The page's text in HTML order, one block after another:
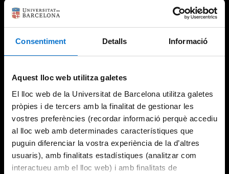
Consentiment Detalls Informació
Aquest lloc web utilitza galetes
El lloc web de la Universitat de Barcelona utilitza galetes
pròpies i de tercers amb la finalitat de gestionar les
vostres preferències (recordar informació perquè accediu
al lloc web amb determinades característiques que
puguin diferenciar la vostra experiència de la d’altres
usuaris), amb finalitats estadístiques (analitzar com
interactueu amb el lloc web) i amb finalitats de